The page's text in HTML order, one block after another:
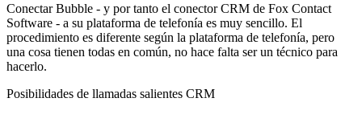
Conectar Bubble - y por tanto el conector CRM de Fox Contact
Software - a su plataforma de telefonía es muy sencillo. El
procedimiento es diferente según la plataforma de telefonía, pero
una cosa tienen todas en común, no hace falta ser un técnico para
hacerlo.
Posibilidades de llamadas salientes CRM